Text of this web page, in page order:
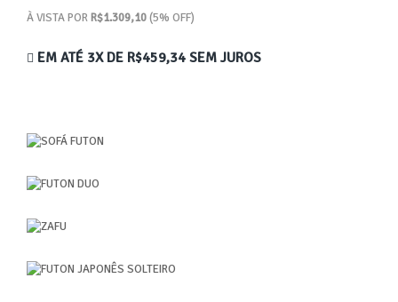
À VISTA PORR$1.309,10(5% OFF)
EM ATÉ 3X DE R$459,34 SEM JUROS